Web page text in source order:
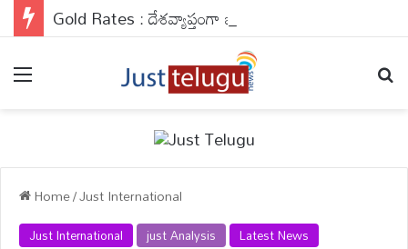
Home/Just International
Just International just Analysis Latest News